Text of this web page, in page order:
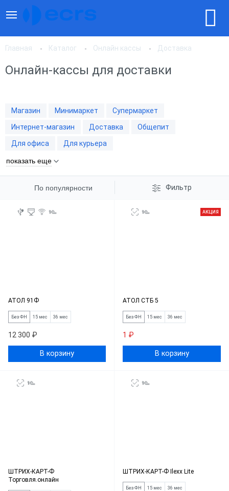
Главная Каталог Онлайн кассы Доставка
Онлайн-кассы для доставки
Магазин Минимаркет
Супермаркет
Интернет-магазин
Доставка
Общепит
Для офиса
Для курьера
показать еще
По популярности Фильтр
По цене, по возрастанию
АТОЛ 91Ф
Без ФН 15 мес 36 мес
12 300 ₽
В корзину
АКЦИЯ
АТОЛ СТБ 5
Без ФН 15 мес 36 мес
1 ₽
В корзину
ШТРИХ-КАРТ-Ф
Торговля.онлайн
ШТРИХ-КАРТ-Ф Ilexx Lite
Без ФН 15 мес 36 мес